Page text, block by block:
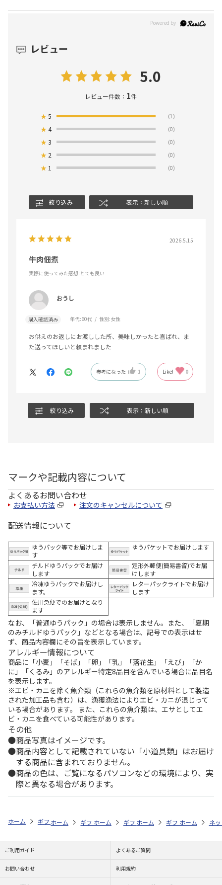
レビュー
5.0
レビュー件数： 1件
★5 (1)
★4 (0)
★3 (0)
★ 2 (0)
★ 1 (0)
絞り込み 表示：新しい順
2026.5.15
牛肉佃煮
実際に使ってみた感想:とても良い
おうし
購入確認済み 年代:60代 性別:女性
お供えのお返しにお渡しした所、美味しかったと喜ばれ、ま
た送ってほしいと頼まれました
参考になった 1 Like! 0
絞り込み 表示：新しい順
マークや記載内容について
よくあるお問い合わせ
お支払い方法 注文のキャンセルについて
配送情報について
ゆうパック等でお届けしま
す
ゆうパケットでお届けします
チルドゆうパックでお届け
します
定形外郵便(簡易書留)でお届
けします
冷凍ゆうパックでお届けし
ます。
レターパックライトでお届け
します
佐川急便でのお届けとなり
ます
なお、「普通ゆうパック」の場合は表示しません。また、「夏期
のみチルドゆうパック」などとなる場合は、記号での表示はせ
ず、商品内容欄にその旨を表示しています。
アレルギー情報について
商品に「小麦」「そば」「卵」「乳」「落花生」「えび」「か
に」「くるみ」のアレルギー特定8品目を含んでいる場合に品目名
を表示します。
※エビ・カニを除く魚介類（これらの魚介類を原材料として製造
された加工品も含む）は、漁獲漁法によりエビ・カニが混じって
いる場合があります。 また、これらの魚介類は、エサとしてエ
ビ・カニを食べている可能性があります。
その他
商品写真はイメージです。
商品内容として記載されていない「小道具類」はお届け
する商品に含まれておりません。
商品の色は、ご覧になるパソコンなどの環境により、実
際と異なる場合があります。
ホーム ギフト通販 内祝い・お返し 法要・香典返し 浅草今半 牛
ホーム ギフト通販 内祝い・お返し 法要・香典返し
ホーム ギフト通販 お祝い・贈りもの
ホーム ギフト通販 商
ホーム ネ
ご利用ガイド よくあるご質問
お問い合わせ 利用規約